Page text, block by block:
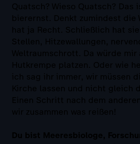
Quatsch? Wieso Quatsch? Das
bierernst. Denkt zumindest die
hat ja Recht. Schließlich hat
Stellen, Hitzewallungen,
Weltraumschrott. Da würde mir
Hutkrempe platzen. Oder wie
ich sag ihr immer, wir müssen
Kirche lassen und nicht gleich
Einen Schritt nach dem
wir zusammen was reißen!
Du bist Meeresbiologe,